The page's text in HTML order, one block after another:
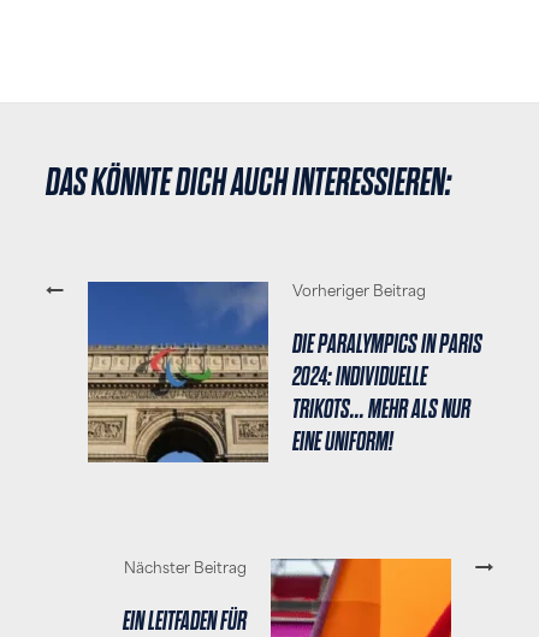
DAS KÖNNTE DICH AUCH INTERESSIEREN:
Vorheriger Beitrag
DIE PARALYMPICS IN PARIS
2024: INDIVIDUELLE
TRIKOTS... MEHR ALS NUR
EINE UNIFORM!
Nächster Beitrag
EIN LEITFADEN FÜR